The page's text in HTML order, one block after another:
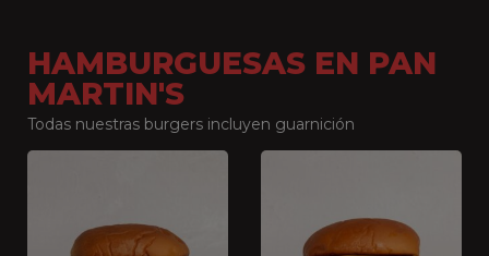
HAMBURGUESAS EN PAN
MARTIN'S
Todas nuestras burgers incluyen guarnición